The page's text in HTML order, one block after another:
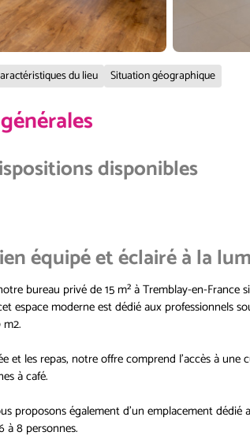
du lieu Situation géographique
disponibles
équipé et éclairé à la
bureau privé de 15 m² à Tremblay-en-France
espace moderne est dédié aux professionnels
et les repas, notre offre comprend l'accès à une
à café.
proposons également d'un emplacement dédié
à 8 personnes.